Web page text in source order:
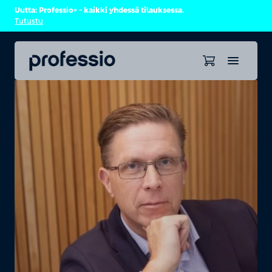
Uutta: Professio+ – kaikki yhdessä tilauksessa.
Tutustu